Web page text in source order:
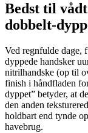
Bedst til
dobbelt-
Ved regnfulde dage,
dyppede handsker
nitrilhandske (op til
finish i håndfladen
dyppet” betyder, at
den anden
holdbart end tynde
havebrug.